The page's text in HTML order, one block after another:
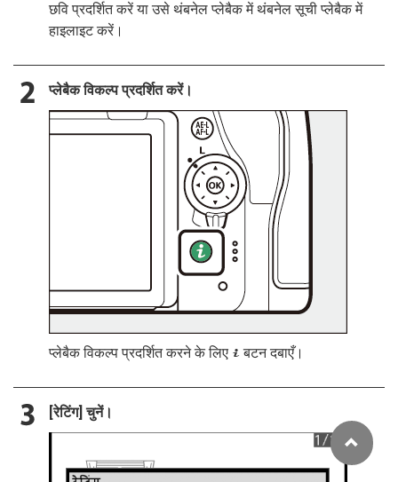
छवि प्रदर्शित करें या उसे थंबनेल प्लेबैक में थंबनेल सूची प्लेबैक में
हाइलाइट करें।
प्लेबैक विकल्प प्रदर्शित करें।
प्लेबैक विकल्प प्रदर्शित करने के लिए i बटन दबाएँ।
[रेटिंग] चुनें।